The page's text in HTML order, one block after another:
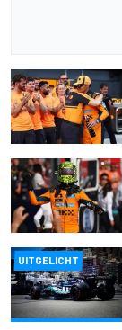
UITGELICHT